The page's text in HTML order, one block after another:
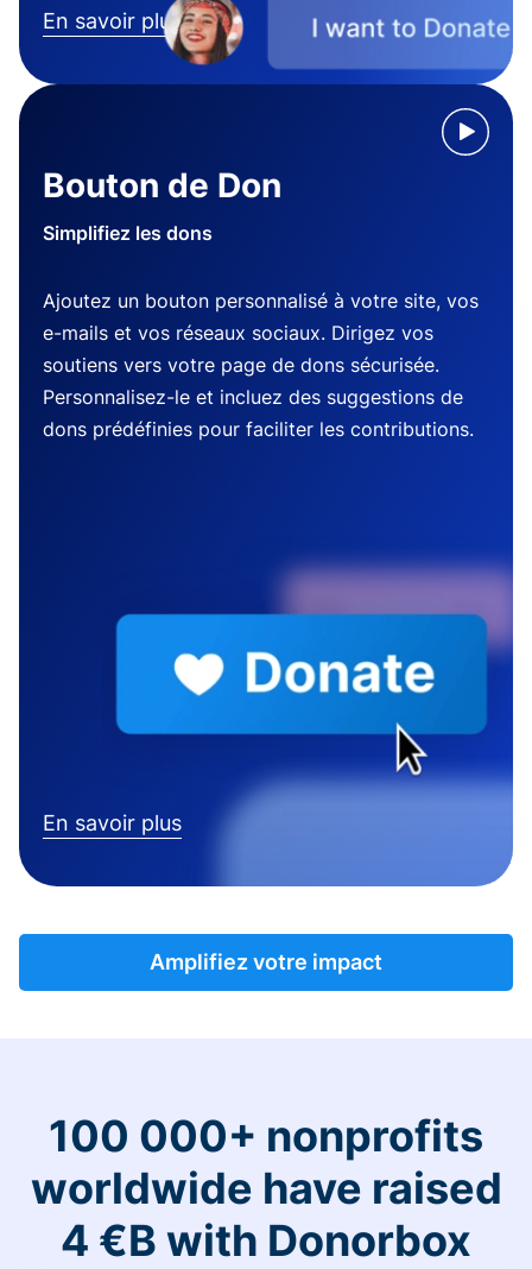
En savoir plus
Bouton de Don
Simplifiez les dons
Ajoutez un bouton personnalisé à votre site, vos
e-mails et vos réseaux sociaux. Dirigez vos
soutiens vers votre page de dons sécurisée.
Personnalisez-le et incluez des suggestions de
dons prédéfinies pour faciliter les contributions.
En savoir plus
Amplifiez votre impact
100 000+ nonprofits
worldwide have raised
4 €B with Donorbox